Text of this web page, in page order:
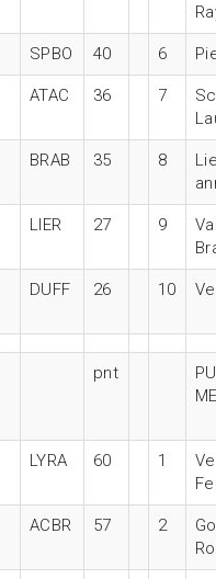
SPBO 40 6
ATAC 36 7
BRAB 35 8
LIER 27 9
DUFF 26 10
pnt
LYRA 60 1
ACBR 57 2